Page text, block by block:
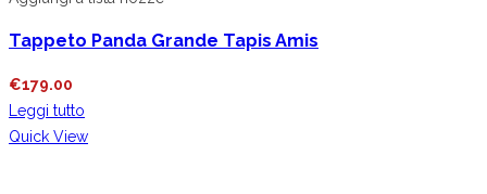
Tappeto Panda Grande Tapis Amis
€179.00
Leggi tutto
Quick View